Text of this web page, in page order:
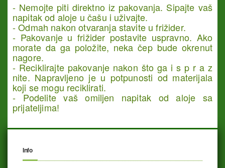
- Nemojte piti direktno iz pakovanja. Sipajte vaš
napitak od aloje u čašu i uživajte.
- Odmah nakon otvaranja stavite u frižider.
- Pakovanje u frižider postavite uspravno. Ako
morate da ga položite, neka čep bude okrenut
nagore.
- Reciklirajte pakovanje nakon što ga i s p r a z
nite. Napravljeno je u potpunosti od materijala
koji se mogu reciklirati.
- Podelite vaš omiljen napitak od aloje sa
prijateljima!
Info